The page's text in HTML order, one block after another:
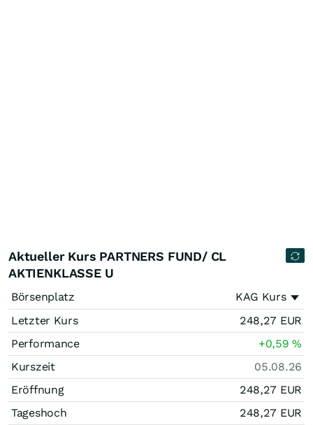
Aktueller Kurs PARTNERS FUND/ CL
AKTIENKLASSE U
Börsenplatz
KAG Kurs
Letzter Kurs
248,27 EUR
Performance
+0,59%
Kurszeit
05.08.26
Eröffnung
248,27 EUR
Tageshoch
248,27 EUR